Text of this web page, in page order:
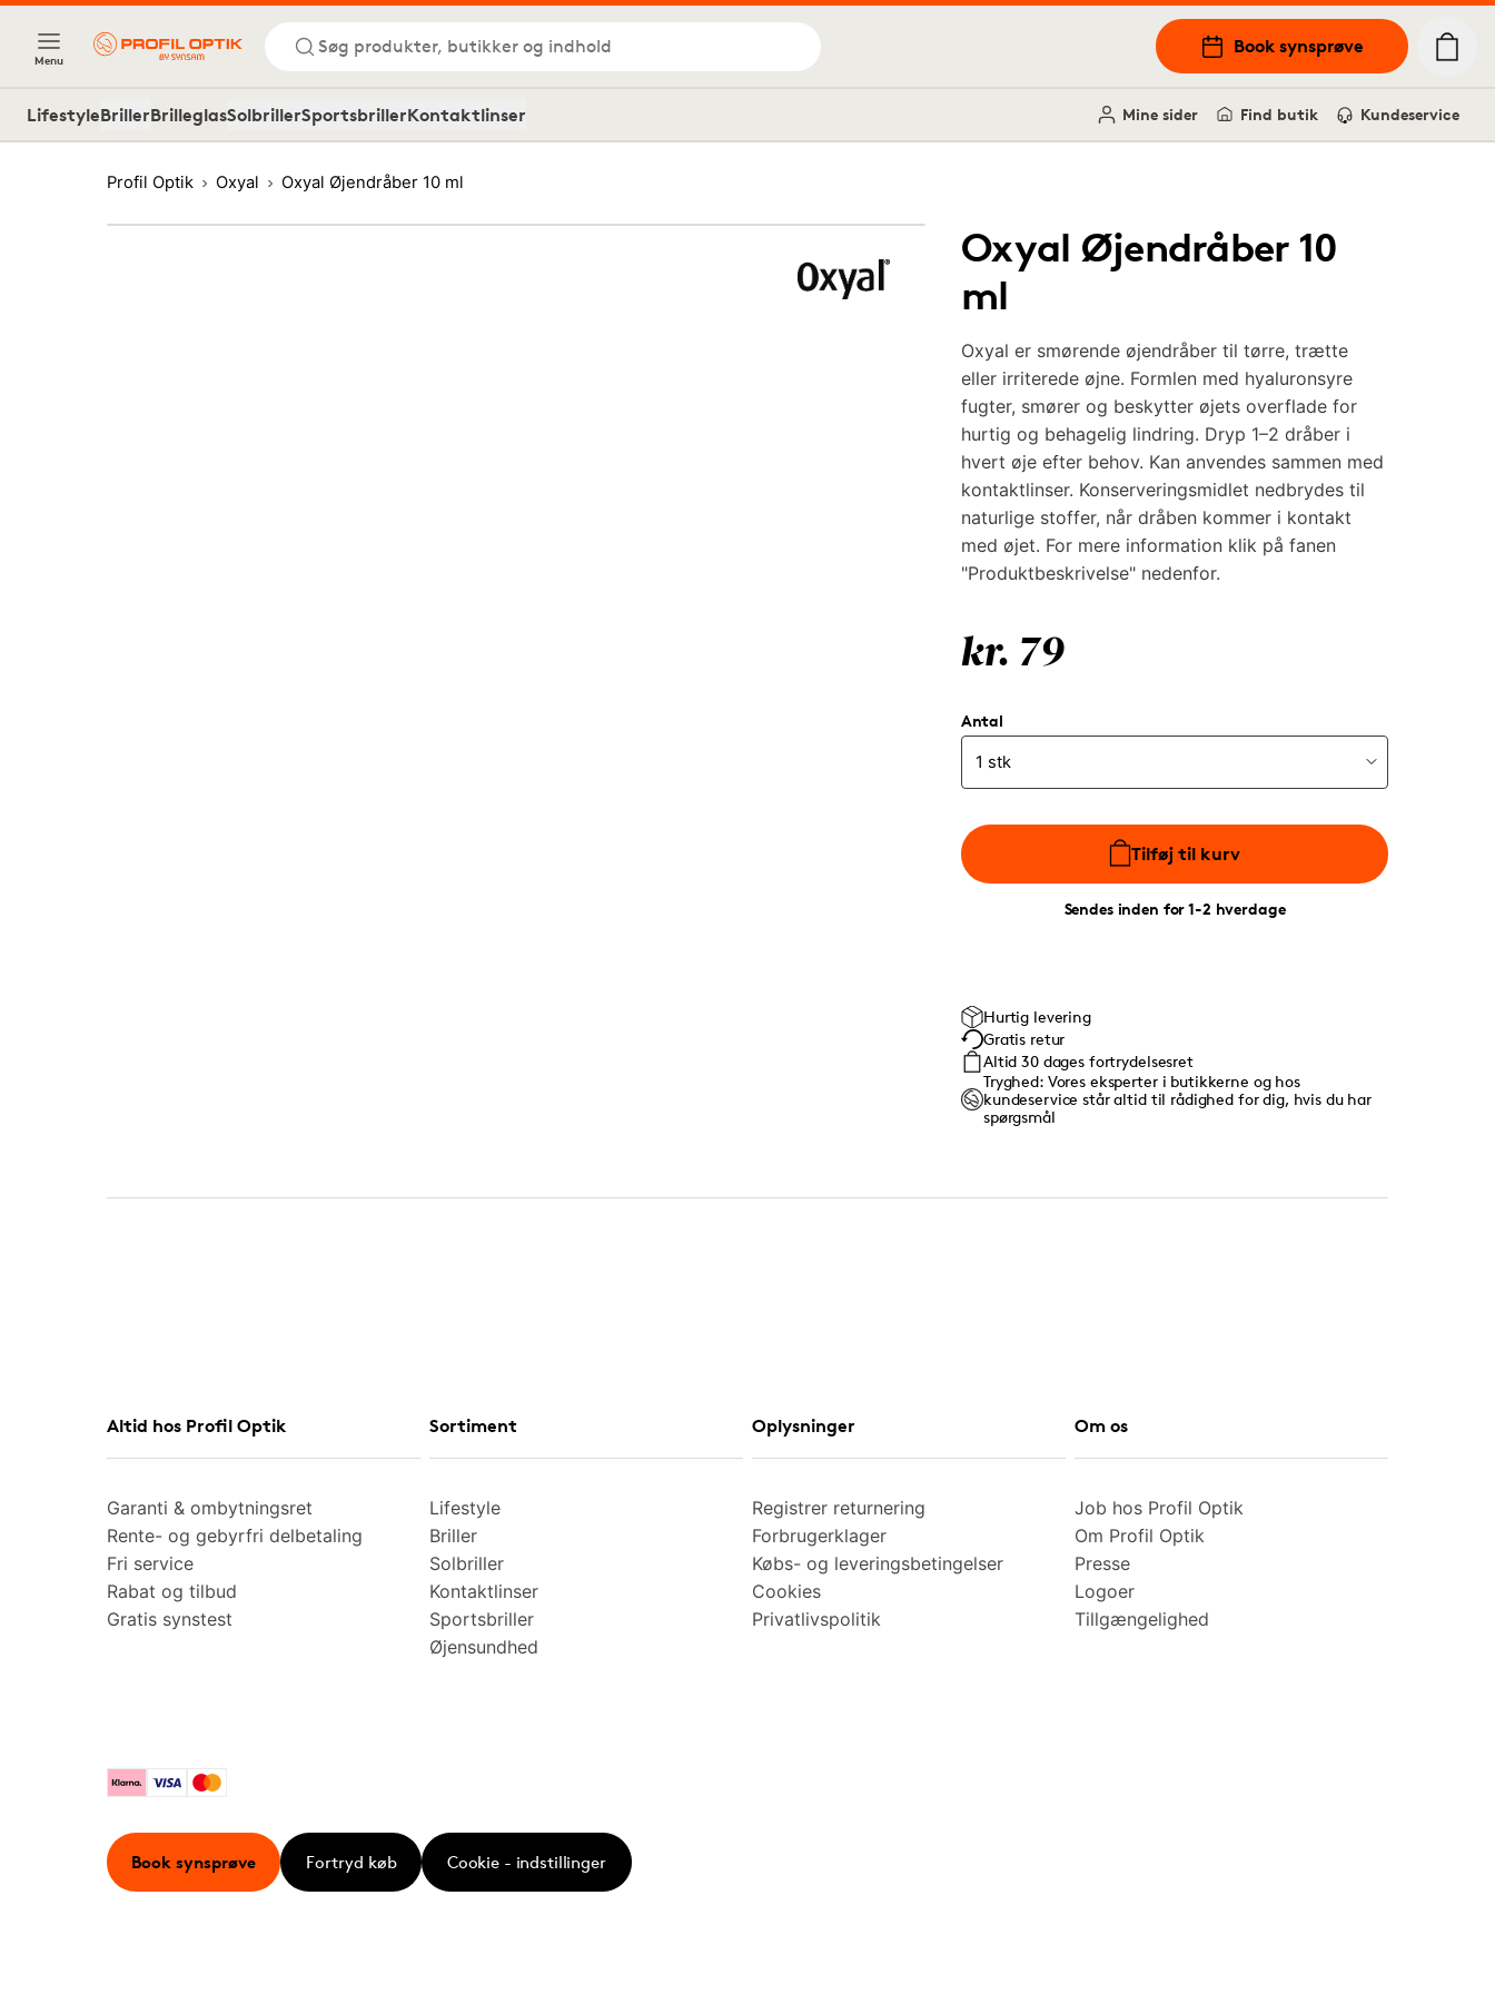
Menu
Søg produkter, butikker og indhold Book synsprøve
LifestyleBrillerBrilleglasSolbrillerSportsbrillerKontaktlinser Mine sider Find butik Kundeservice
Profil Optik Oxyal Oxyal Øjendråber 10 ml
Oxyal Øjendråber 10
ml
Oxyal er smørende øjendråber til tørre, trætte
eller irriterede øjne. Formlen med hyaluronsyre
fugter, smører og beskytter øjets overflade for
hurtig og behagelig lindring. Dryp 1–2 dråber i
hvert øje efter behov. Kan anvendes sammen med
kontaktlinser. Konserveringsmidlet nedbrydes til
naturlige stoffer, når dråben kommer i kontakt
med øjet. For mere information klik på fanen
"Produktbeskrivelse" nedenfor.
kr. 79
Antal
Tilføj til kurv
Sendes inden for 1-2 hverdage
Hurtig levering
Gratis retur
Altid 30 dages fortrydelsesret
Tryghed: Vores eksperter i butikkerne og hos
kundeservice står altid til rådighed for dig, hvis du har
spørgsmål
Altid hos Profil Optik
Garanti & ombytningsret
Rente- og gebyrfri delbetaling
Fri service
Rabat og tilbud
Gratis synstest
Sortiment
Lifestyle
Briller
Solbriller
Kontaktlinser
Sportsbriller
Øjensundhed
Oplysninger
Registrer returnering
Forbrugerklager
Købs- og leveringsbetingelser
Cookies
Privatlivspolitik
Om os
Job hos Profil Optik
Om Profil Optik
Presse
Logoer
Tillgængelighed
KlarnaVisa Mastercard
Book synsprøve Fortryd køb Cookie - indstillinger